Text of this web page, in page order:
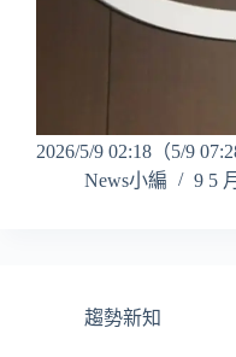
2026/5/9 02:18（5/9
News小編
9 5
趨勢新知